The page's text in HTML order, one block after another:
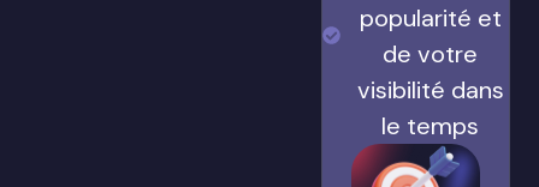
popularité et
de votre
visibilité dans
le temps